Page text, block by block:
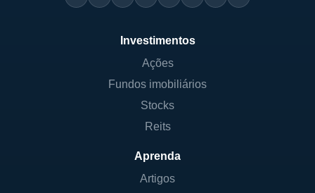
Investimentos
Ações
Fundos imobiliários
Stocks
Reits
Aprenda
Artigos